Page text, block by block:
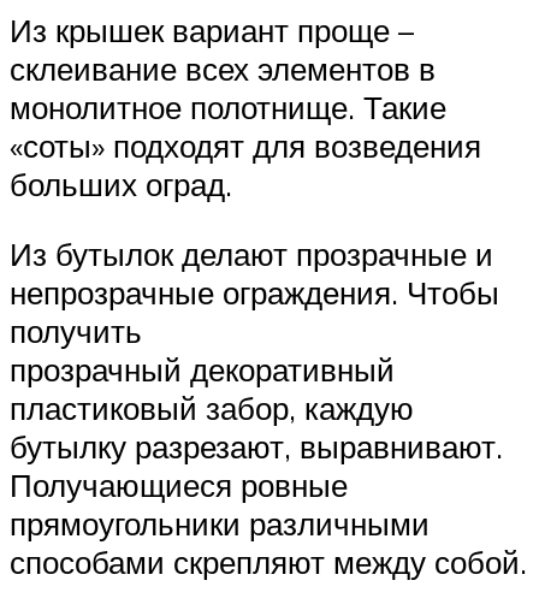
Из крышек вариант проще –
склеивание всех элементов в
монолитное полотнище. Такие
«соты» подходят для возведения
больших оград.
Из бутылок делают прозрачные и
непрозрачные ограждения. Чтобы
получить
прозрачный декоративный
пластиковый забор, каждую
бутылку разрезают, выравнивают.
Получающиеся ровные
прямоугольники различными
способами скрепляют между собой.